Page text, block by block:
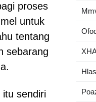
proses
untuk
tentang
sebarang
itu sendiri